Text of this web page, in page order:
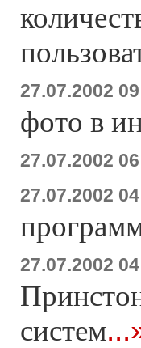
27.07.2002
фото в
27.07.2002
27.07.2002
27.07.2002
систем